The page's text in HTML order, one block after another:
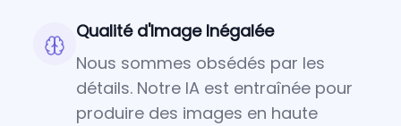
Qualité d'Image Inégalée
Nous sommes obsédés par les
détails. Notre IA est entraînée pour
produire des images en haute